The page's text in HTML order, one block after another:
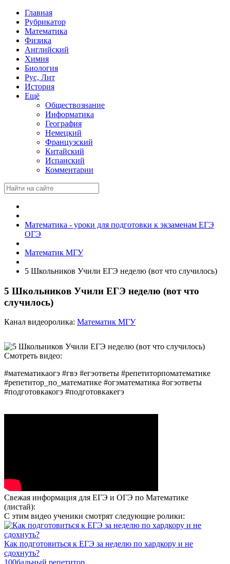
Главная
Рубрикатор
Математика
Физика
Английский
Химия
Биология
Рус, Лит
История
Ещё
Обществознание
Информатика
География
Немецкий
Французский
Китайский
Испанский
Комментарии
Математика - уроки для подготовки к экзаменам ЕГЭ
ОГЭ
Математик МГУ
5 Школьников Учили ЕГЭ неделю (вот что случилось)
5 Школьников Учили ЕГЭ неделю (вот что
случилось)
Канал видеоролика: Математик МГУ
Смотреть видео:
#математикаогэ #гвэ #егэответы #репетиторпоматематике
#репетитор_по_математике #огэматематика #огэответы
#подготовкакогэ #подготовкакегэ
Свежая информация для ЕГЭ и ОГЭ по Математике
(листай):
С этим видео ученики смотрят следующие ролики:
Как подготовиться к ЕГЭ за неделю по хардкору и не
сдохнуть?